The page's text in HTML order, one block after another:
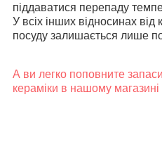
піддаватися перепаду
У всіх інших відносинах від
посуду залишається лише
А ви легко поповните
кераміки в нашому магазині